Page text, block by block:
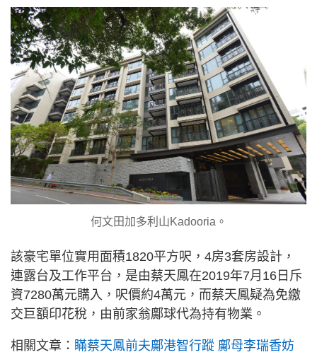
何文田加多利山Kadooria。
該豪宅單位實用面積1820平方呎，4房3套房設計，
連露台及工作平台，是由蔡天鳳在2019年7月16日斥
資7280萬元購入，呎價約4萬元，而蔡天鳳疑為免繳
交巨額印花稅，由前家翁鄺球代為持有物業。
相關文章： 瞞蔡天鳳前夫鄺港智行蹤 鄺母李瑞香妨